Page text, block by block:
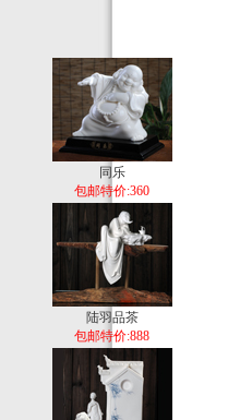
同乐
包邮特价:360
陆羽品茶
包邮特价:888